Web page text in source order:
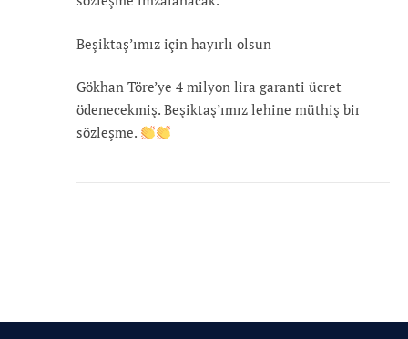
Beşiktaş’ımız için hayırlı olsun
Gökhan Töre’ye 4 milyon lira garanti ücret
ödenecekmiş. Beşiktaş’ımız lehine müthiş bir
sözleşme.